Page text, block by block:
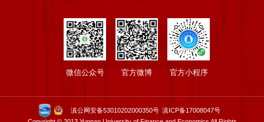
微信公众号 官方微博 官方小程序
滇公网安备53010202000350号 滇ICP备17008047号